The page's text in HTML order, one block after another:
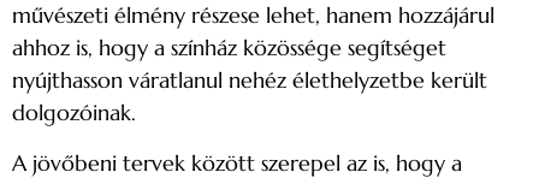
művészeti élmény részese lehet, hanem hozzájárul
ahhoz is, hogy a színház közössége segítséget
nyújthasson váratlanul nehéz élethelyzetbe került
dolgozóinak.
A jövőbeni tervek között szerepel az is, hogy a